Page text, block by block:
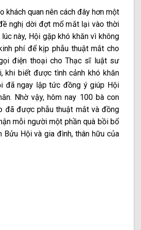
khách quan nên cách đây hơn một
nghị dời đợt mổ mắt lại vào thời
lúc này, Hội gặp khó khăn vì không
phí để kịp phẫu thuật mắt cho
điện thoại cho Thạc sĩ luật sư
khi biết được tình cảnh khó khăn
đã ngay lập tức đồng ý giúp Hội
Nhờ vậy, hôm nay 100 bà con
đã được phẫu thuật mắt và đồng
mỗi người một phần quà bồi bổ
Bửu Hội và gia đình, thân hữu của